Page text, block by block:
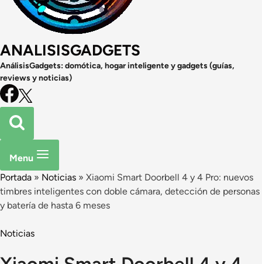
ANALISISGADGETS
AnálisisGadgets: domótica, hogar inteligente y gadgets (guías,
reviews y noticias)
Menu
Portada » Noticias » Xiaomi Smart Doorbell 4 y 4 Pro: nuevos
timbres inteligentes con doble cámara, detección de personas
y batería de hasta 6 meses
Noticias